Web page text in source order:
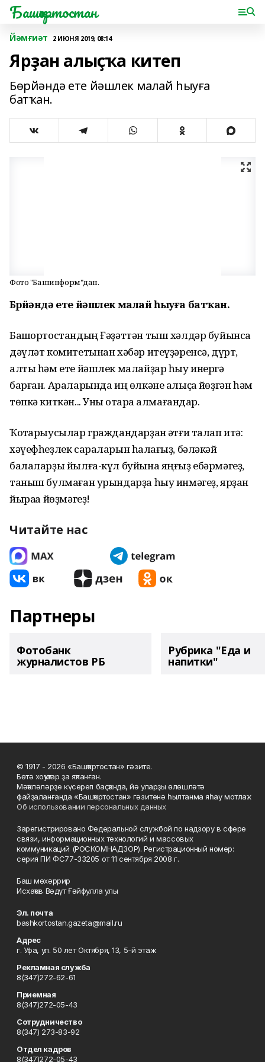
Башҡортостан
Йәмғиәт 2 ИЮНЯ 2019, 08:14
Ярҙан алыҫҡа китеп
Бөрйәндә ете йәшлек малай һыуға
батҡан.
Фото "Башинформ"дан.
Бөрйәндә ете йәшлек малай һыуға батҡан.
Башҡортостандың Ғәҙәттән тыш хәлдәр буйынса
дәүләт комитетынан хәбәр итеүҙәренсә, дүрт,
алты һәм ете йәшлек малайҙар һыу инергә
барған. Араларында иң өлкәне алыҫҡа йөҙгән һәм
төпкә киткән... Уны ҡотҡара алмағандар.
Ҡотҡарыусылар граждандарҙан ҡәтғи талап итә:
хәүефһеҙлек сараларын һаҡлағыҙ, бәләкәй
балаларҙы йылға-күл буйына яңғыҙ ебәрмәгеҙ,
таныш булмаған урындарҙа һыу инмәгеҙ, ярҙан
йыраҡҡа йөҙмәгеҙ!
Читайте нас
Партнеры
Фотобанк
журналистов РБ
Рубрика "Еда и
напитки"
© 1917 - 2026 «Башҡортостан» гәзите.
Бөтә хоҡуҡтар ҙа яҡланған.
Мәҡәләләрҙе күсереп баҫҡанда, йә уларҙы өлөшләтә
файҙаланғанда «Башҡортостан» гәзитенә һылтанма яһау мотлаҡ.
Об использовании персональных данных
Зарегистрировано Федеральной службой по надзору в сфере
связи, информационных технологий и массовых
коммуникаций (РОСКОМНАДЗОР). Регистрационный номер:
серия ПИ ФС77-33205 от 11 сентября 2008 г.
Баш мөхәррир
Исхаҡов Вәдүт Ғәйфулла улы
Эл. почта
bashkortostan.gazeta@mail.ru
Адрес
г. Уфа, ул. 50 лет Октября, 13, 5-й этаж
Рекламная служба
8(347)272-62-61
Приемная
8(347)272-05-43
Сотрудничество
8(347) 273-83-92
Отдел кадров
8(347)272-05-43